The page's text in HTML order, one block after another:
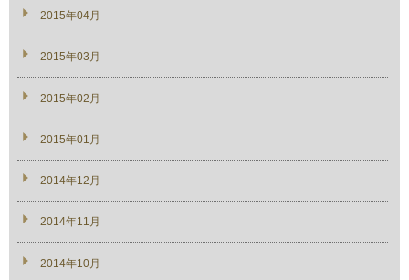
2015年04月
2015年03月
2015年02月
2015年01月
2014年12月
2014年11月
2014年10月